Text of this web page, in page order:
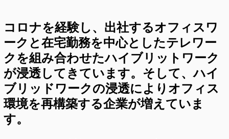
コロナを経験し、出社するオフィスワ
ークと在宅勤務を中心としたテレワー
クを組み合わせたハイブリットワーク
が浸透してきています。そして、ハイ
ブリッドワークの浸透によりオフィス
環境を再構築する企業が増えていま
す。